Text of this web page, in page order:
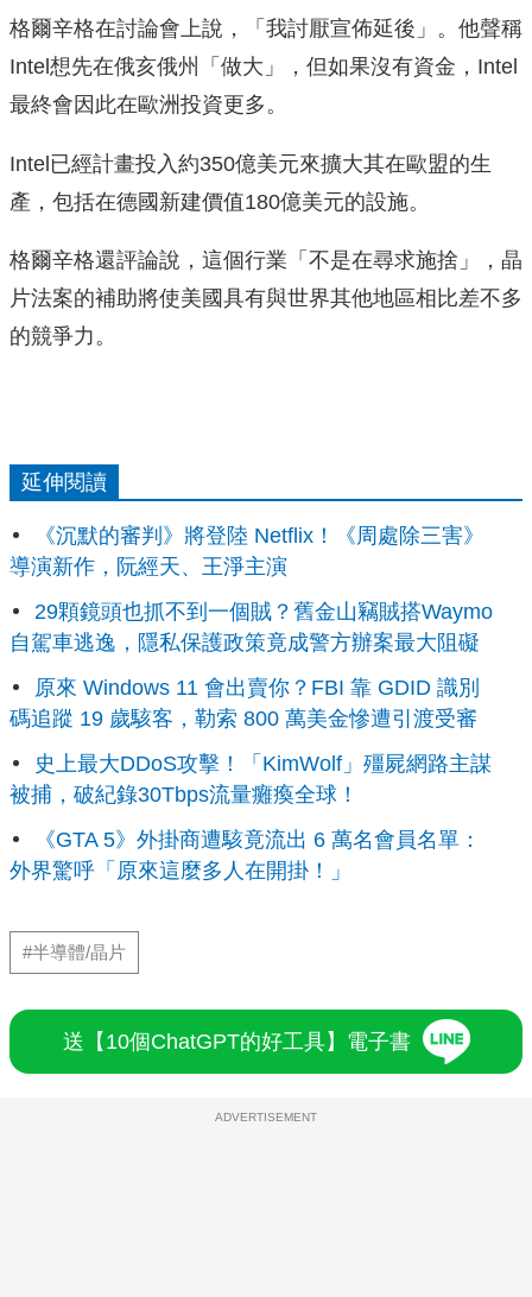
格爾辛格在討論會上說，「我討厭宣佈延後」。他聲稱
Intel想先在俄亥俄州「做大」，但如果沒有資金，Intel
最終會因此在歐洲投資更多。
Intel已經計畫投入約350億美元來擴大其在歐盟的生
產，包括在德國新建價值180億美元的設施。
格爾辛格還評論說，這個行業「不是在尋求施捨」，晶
片法案的補助將使美國具有與世界其他地區相比差不多
的競爭力。
延伸閱讀
《沉默的審判》將登陸 Netflix！《周處除三害》
導演新作，阮經天、王淨主演
29顆鏡頭也抓不到一個賊？舊金山竊賊搭Waymo
自駕車逃逸，隱私保護政策竟成警方辦案最大阻礙
原來 Windows 11 會出賣你？FBI 靠 GDID 識別
碼追蹤 19 歲駭客，勒索 800 萬美金慘遭引渡受審
史上最大DDoS攻擊！「KimWolf」殭屍網路主謀
被捕，破紀錄30Tbps流量癱瘓全球！
《GTA 5》外掛商遭駭竟流出 6 萬名會員名單：
外界驚呼「原來這麼多人在開掛！」
#半導體/晶片
送【10個ChatGPT的好工具】電子書
ADVERTISEMENT